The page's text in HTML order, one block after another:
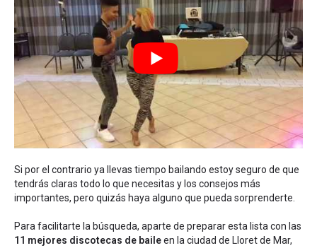
Si por el contrario ya llevas tiempo bailando estoy seguro de que
tendrás claras todo lo que necesitas y los consejos más
importantes, pero quizás haya alguno que pueda sorprenderte.
Para facilitarte la búsqueda, aparte de preparar esta lista con las
11 mejores discotecas de baileen la ciudad de Lloret de Mar,